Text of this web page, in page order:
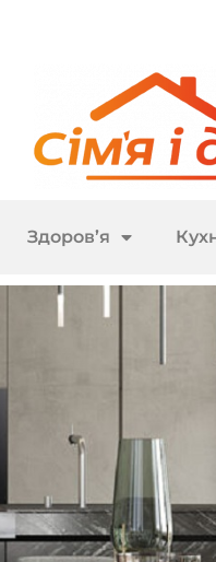
Здоров’я